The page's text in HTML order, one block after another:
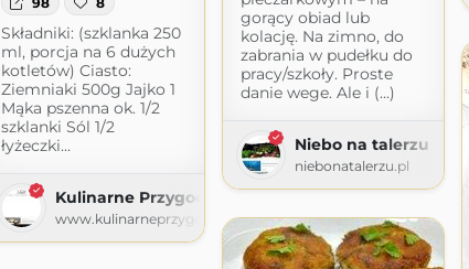
gorący obiad lub
kolację. Na zimno, do
zabrania w pudełku do
pracy/szkoły. Proste
danie wege. Ale i (...)
Niebo na talerzu
niebonatalerzu.pl
Składniki: (szklanka 250
ml, porcja na 6 dużych
kotletów) Ciasto:
Ziemniaki 500g Jajko 1
Mąka pszenna ok. 1/2
szklanki Sól 1/2
łyżeczki...
Kulinarne Przygody
www.kulinarneprzygody.com